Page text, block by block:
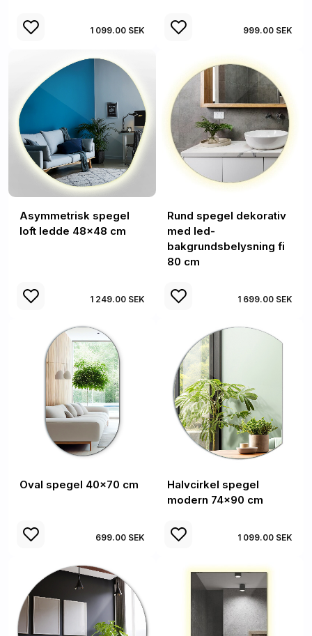
1 099.00 SEK 999.00 SEK
Asymmetrisk spegel
loft ledde 48x48 cm
1 249.00 SEK
Rund spegel dekorativ
med led-
bakgrundsbelysning fi
80 cm
1 699.00 SEK
Oval spegel 40x70 cm
699.00 SEK
Halvcirkel spegel
modern 74x90 cm
1 099.00 SEK